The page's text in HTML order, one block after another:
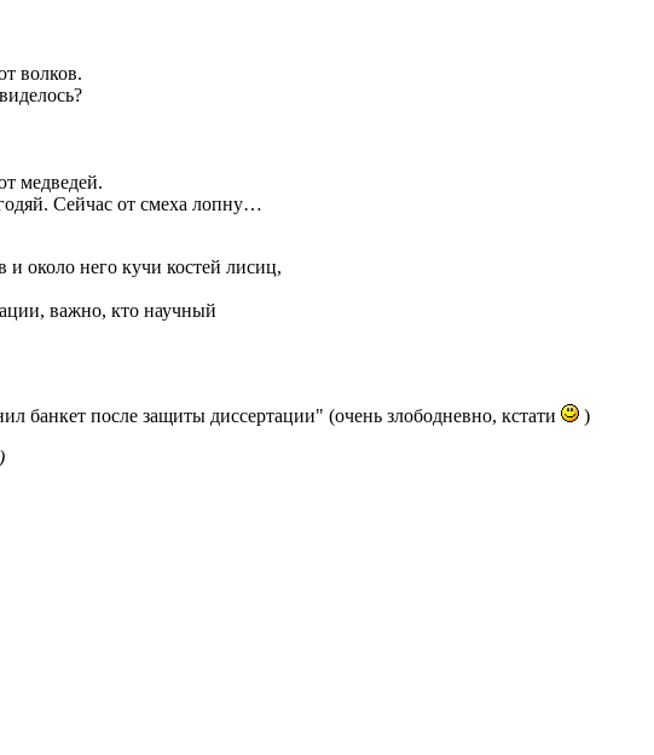
волков.
медведей.
Сейчас от смеха лопну…
около него кучи костей лисиц,
важно, кто научный
банкет после защиты диссертации" (очень злободневно, кстати
)